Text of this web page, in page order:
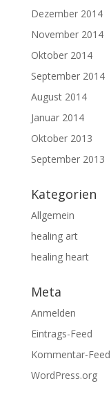
Dezember 2014
November 2014
Oktober 2014
September 2014
August 2014
Januar 2014
Oktober 2013
September 2013
Kategorien
Allgemein
healing art
healing heart
Meta
Anmelden
Eintrags-Feed
Kommentar-Feed
WordPress.org